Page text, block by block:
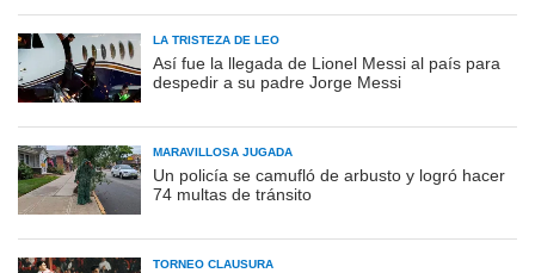
LA TRISTEZA DE LEO
Así fue la llegada de Lionel Messi al país para
despedir a su padre Jorge Messi
MARAVILLOSA JUGADA
Un policía se camufló de arbusto y logró hacer
74 multas de tránsito
TORNEO CLAUSURA